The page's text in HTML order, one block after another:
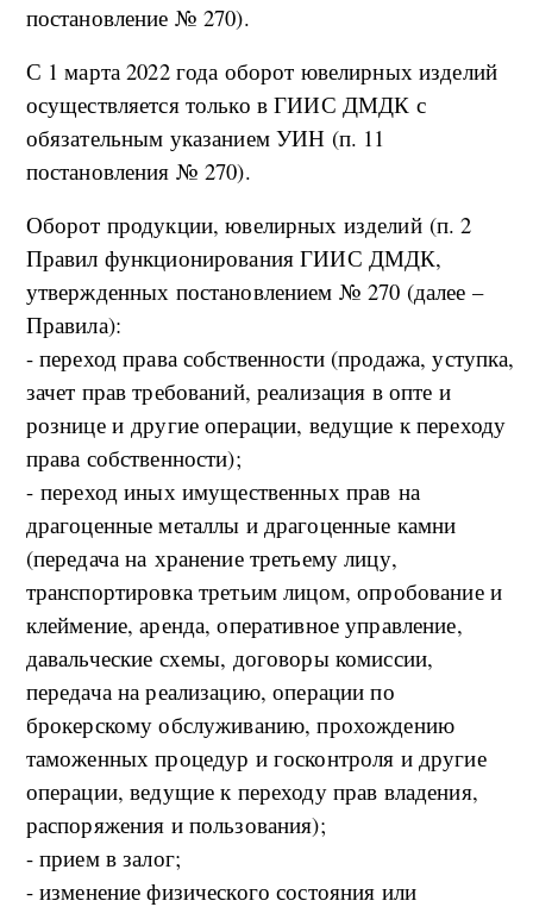
постановление № 270).
С 1 марта 2022 года оборот ювелирных изделий
осуществляется только в ГИИС ДМДК с
обязательным указанием УИН (п. 11
постановления № 270).
Оборот продукции, ювелирных изделий (п. 2
Правил функционирования ГИИС ДМДК,
утвержденных постановлением № 270 (далее –
Правила):
- переход права собственности (продажа, уступка,
зачет прав требований, реализация в опте и
рознице и другие операции, ведущие к переходу
права собственности);
- переход иных имущественных прав на
драгоценные металлы и драгоценные камни
(передача на хранение третьему лицу,
транспортировка третьим лицом, опробование и
клеймение, аренда, оперативное управление,
давальческие схемы, договоры комиссии,
передача на реализацию, операции по
брокерскому обслуживанию, прохождению
таможенных процедур и госконтроля и другие
операции, ведущие к переходу прав владения,
распоряжения и пользования);
- прием в залог;
- изменение физического состояния или